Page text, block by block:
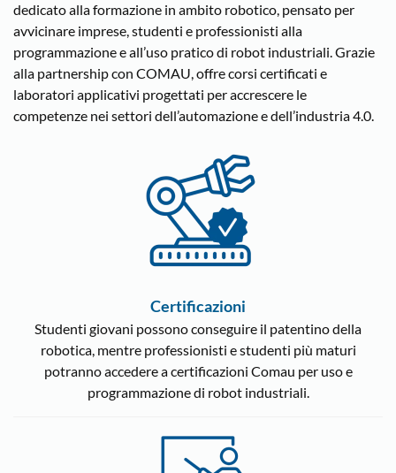
dedicato alla formazione in ambito robotico, pensato per
avvicinare imprese, studenti e professionisti alla
programmazione e all’uso pratico di robot industriali. Grazie
alla partnership con COMAU, offre corsi certificati e
laboratori applicativi progettati per accrescere le
competenze nei settori dell’automazione e dell’industria 4.0.
Certificazioni
Studenti giovani possono conseguire il patentino della
robotica, mentre professionisti e studenti più maturi
potranno accedere a certificazioni Comau per uso e
programmazione di robot industriali.